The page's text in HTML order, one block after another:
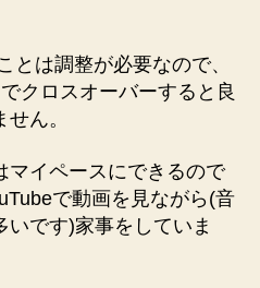
とは調整が必要なので、
クロスオーバーすると良
ん。
マイペースにできるので
で動画を見ながら(音
です)家事をしていま